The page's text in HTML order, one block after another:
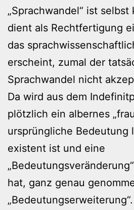
„Sprachwandel“ ist
dient als Rechtfertigung
das
erscheint, zumal der
Sprachwandel nicht
Da wird aus dem
plötzlich ein albernes
ursprüngliche Bedeutung
existent ist und eine
hat, ganz genau